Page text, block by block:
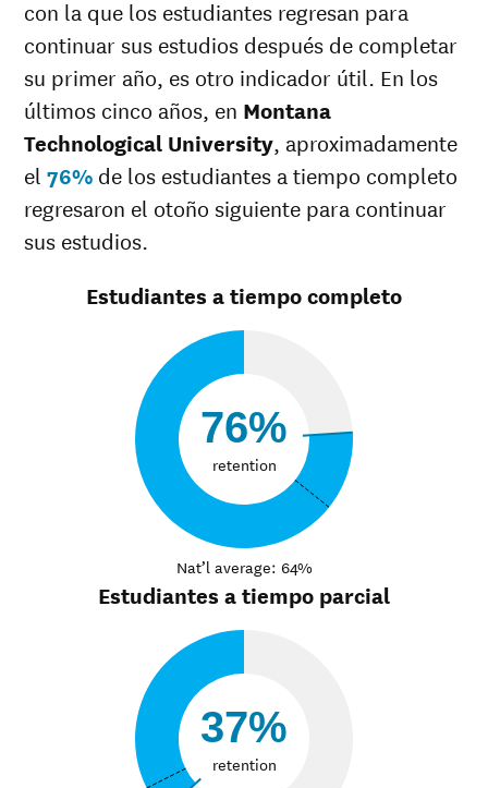
razas
0%
Raza
desconocida
55%
con la que los estudiantes regresan para
continuar sus estudios después de completar
su primer año, es otro indicador útil. En los
últimos cinco años, en Montana
Technological University, aproximadamente
el76% de los estudiantes a tiempo completo
regresaron el otoño siguiente para continuar
sus estudios.
Estudiantes a tiempo completo
76%
retention
Nat’l average: 64%
Estudiantes a tiempo parcial
37%
retention